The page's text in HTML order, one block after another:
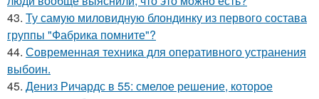
43. Ту самую миловидную блондинку из первого состава
группы "Фабрика помните"?
44. Современная техника для оперативного устранения
выбоин.
45. Дениз Ричардс в 55: смелое решение, которое